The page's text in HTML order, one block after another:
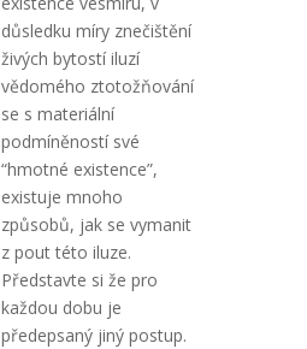
důsledku míry znečištění
živých bytostí iluzí
vědomého ztotožňování
se s materiální
podmíněností své
“hmotné existence”,
existuje mnoho
způsobů, jak se vymanit
z pout této iluze.
Představte si že pro
každou dobu je
předepsaný jiný postup.